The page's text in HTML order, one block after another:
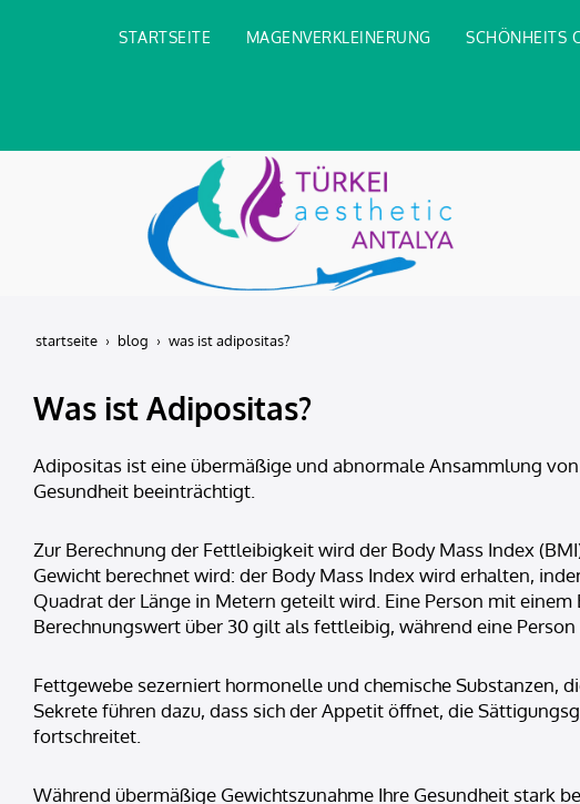
STARTSEITE MAGENVERKLEINERUNG SCHÖNHEITS
startseite blog was ist adipositas?
Was ist Adipositas?
Adipositas ist eine übermäßige und abnormale Ansammlung
Gesundheit beeinträchtigt.
Zur Berechnung der Fettleibigkeit wird der Body Mass Index
Gewicht berechnet wird: der Body Mass Index wird erhalten,
Quadrat der Länge in Metern geteilt wird. Eine Person mit
Berechnungswert über 30 gilt als fettleibig, während eine
Fettgewebe sezerniert hormonelle und chemische Substanzen,
Sekrete führen dazu, dass sich der Appetit öffnet, die
fortschreitet.
Während übermäßige Gewichtszunahme Ihre Gesundheit stark